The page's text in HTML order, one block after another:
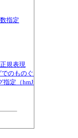
指定
規表現
のものぐさ指定
指定（hmJre.dll独自形式